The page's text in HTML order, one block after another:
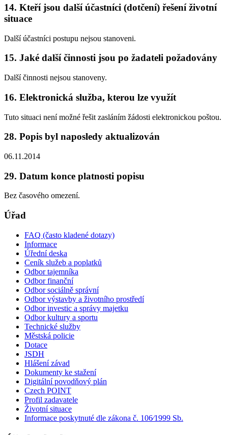
14. Kteří jsou další účastníci (dotčení) řešení životní
situace
Další účastníci postupu nejsou stanoveni.
15. Jaké další činnosti jsou po žadateli požadovány
Další činnosti nejsou stanoveny.
16. Elektronická služba, kterou lze využít
Tuto situaci není možné řešit zasláním žádosti elektronickou poštou.
28. Popis byl naposledy aktualizován
06.11.2014
29. Datum konce platnosti popisu
Bez časového omezení.
Úřad
FAQ (často kladené dotazy)
Informace
Úřední deska
Ceník služeb a poplatků
Odbor tajemníka
Odbor finanční
Odbor sociálně správní
Odbor výstavby a životního prostředí
Odbor investic a správy majetku
Odbor kultury a sportu
Technické služby
Městská policie
Dotace
JSDH
Hlášení závad
Dokumenty ke stažení
Digitální povodňový plán
Czech POINT
Profil zadavatele
Životní situace
Informace poskytnuté dle zákona č. 106⁄1999 Sb.